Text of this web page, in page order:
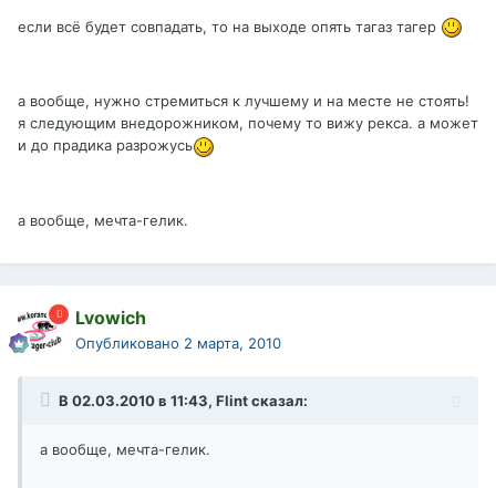
если всё будет совпадать, то на выходе опять тагаз тагер
а вообще, нужно стремиться к лучшему и на месте не стоять!
я следующим внедорожником, почему то вижу рекса. а может
и до прадика разрожусь
а вообще, мечта-гелик.
Lvowich
Опубликовано 2 марта, 2010
В 02.03.2010 в 11:43, Flint сказал:
а вообще, мечта-гелик.